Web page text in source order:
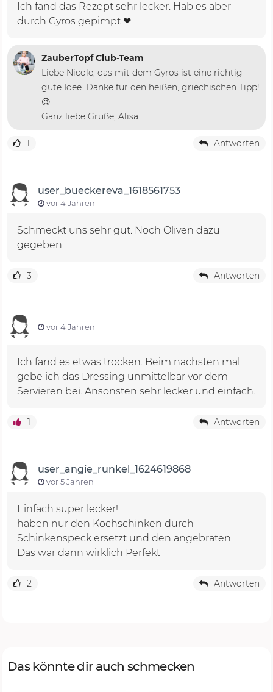
Ich fand das Rezept sehr lecker. Hab es aber
durch Gyros gepimpt ❤
ZauberTopf Club-Team
Liebe Nicole, das mit dem Gyros ist eine richtig
gute Idee. Danke für den heißen, griechischen Tipp!
😉
Ganz liebe Grüße, Alisa
1 Antworten
user_bueckereva_1618561753
vor 4 Jahren
Schmeckt uns sehr gut. Noch Oliven dazu
gegeben.
3 Antworten
vor 4 Jahren
Ich fand es etwas trocken. Beim nächsten mal
gebe ich das Dressing unmittelbar vor dem
Servieren bei. Ansonsten sehr lecker und einfach.
1 Antworten
user_angie_runkel_1624619868
vor 5 Jahren
Einfach super lecker!
haben nur den Kochschinken durch
Schinkenspeck ersetzt und den angebraten.
Das war dann wirklich Perfekt
2 Antworten
Das könnte dir auch schmecken